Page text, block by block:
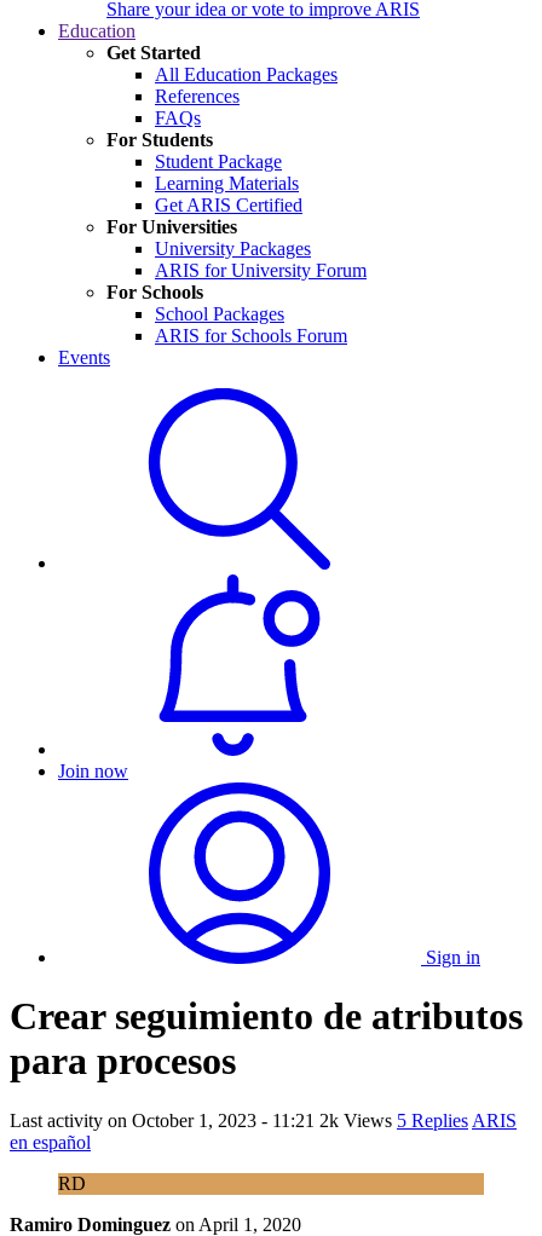
Share your idea or vote to improve ARIS
Education
Get Started
All Education Packages
References
FAQs
For Students
Student Package
Learning Materials
Get ARIS Certified
For Universities
University Packages
ARIS for University Forum
For Schools
School Packages
ARIS for Schools Forum
Events
Join now
Sign in
Crear seguimiento de atributos
para procesos
Last activity on October 1, 2023 - 11:21 2k Views 5 Replies ARIS
en español
RD
Ramiro Dominguez on April 1, 2020